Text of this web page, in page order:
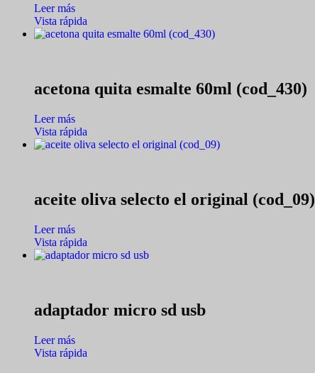
Leer más
Vista rápida
acetona quita esmalte 60ml (cod_430)
Leer más
Vista rápida
aceite oliva selecto el original (cod_09)
Leer más
Vista rápida
adaptador micro sd usb
Leer más
Vista rápida